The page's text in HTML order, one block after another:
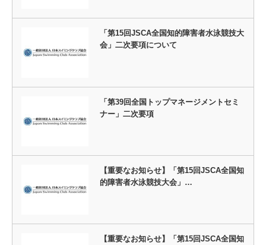
「第15回JSCA全国知的障害者水泳競技大
会」二次要項について
「第39回全国トップマネージメントセミ
ナー」二次要項
【重要なお知らせ】「第15回JSCA全国知
的障害者水泳競技大会」…
【重要なお知らせ】「第15回JSCA全国知